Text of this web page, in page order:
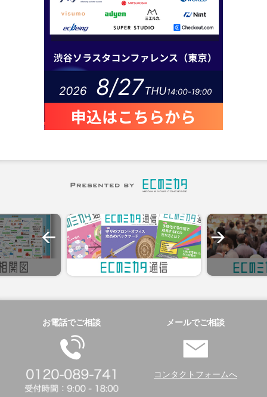
お電話でご相談 メールでご相談
コンタクトフォームへ